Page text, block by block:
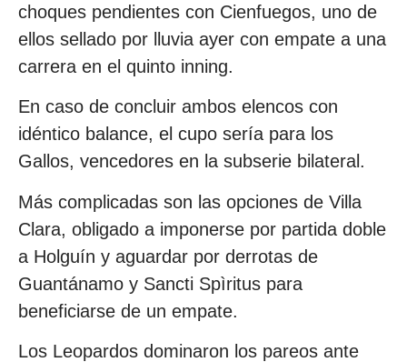
choques pendientes con Cienfuegos, uno de
ellos sellado por lluvia ayer con empate a una
carrera en el quinto inning.
En caso de concluir ambos elencos con
idéntico balance, el cupo sería para los
Gallos, vencedores en la subserie bilateral.
Más complicadas son las opciones de Villa
Clara, obligado a imponerse por partida doble
a Holguín y aguardar por derrotas de
Guantánamo y Sancti Spìritus para
beneficiarse de un empate.
Los Leopardos dominaron los pareos ante